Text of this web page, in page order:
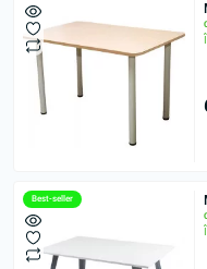
Best-seller